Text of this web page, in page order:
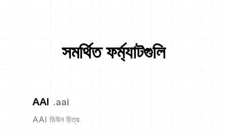
সমর্থিত ফর্ম্যাটগুলি
AAI .aai
AAI ডিউন চিত্র